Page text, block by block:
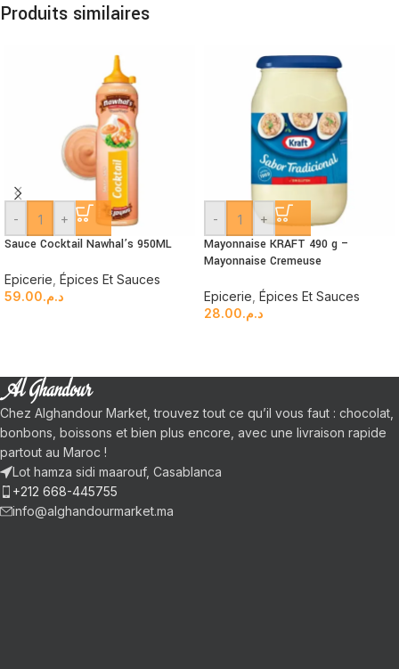
Produits similaires
- +
Sauce Cocktail Nawhal’s 950ML
Epicerie, Épices Et Sauces
د.م.59.00
- +
Mayonnaise KRAFT 490 g –
Mayonnaise Cremeuse
Epicerie, Épices Et Sauces
د.م.28.00
Chez Alghandour Market, trouvez tout ce qu’il vous faut : chocolat,
bonbons, boissons et bien plus encore, avec une livraison rapide
partout au Maroc !
Lot hamza sidi maarouf, Casablanca
+212 668-445755
info@alghandourmarket.ma